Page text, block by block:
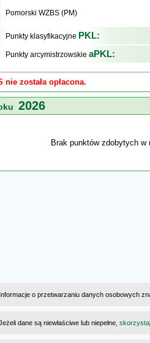
Pomorski WZBS (PM)
Punkty klasyfikacyjne PKL:
Punkty arcymistrzowskie aPKL:
nie została opłacona.
2026
Brak punktów zdobytych w
Informacje o przetwarzaniu danych osobowych
dane są niewłaściwe lub niepełne,